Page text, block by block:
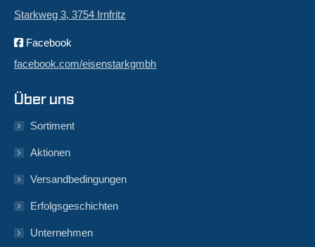
Starkweg 3, 3754 Irnfritz
Facebook
facebook.com/eisenstarkgmbh
Über uns
Sortiment
Aktionen
Versandbedingungen
Erfolgsgeschichten
Unternehmen